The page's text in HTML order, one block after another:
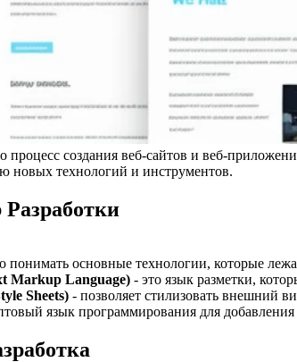
процесс создания веб-сайтов и веб-
новых технологий и инструментов.
понимать основные технологии, которые
Markup Language) - это язык разметки,
Sheets) - позволяет стилизовать внешний
язык программирования для добавления